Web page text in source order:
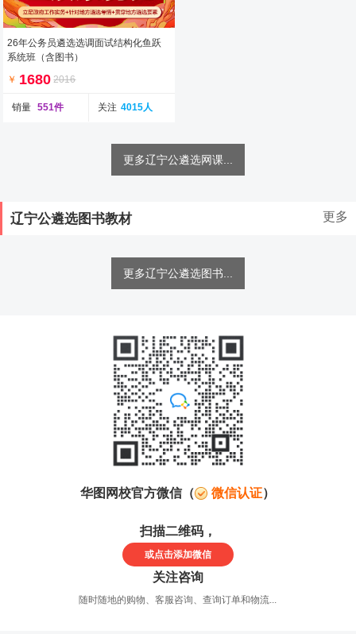
26年公务员遴选选调面试结构化鱼跃
系统班（含图书）
￥ 1680 2016
销量 551件 关注 4015人
更多辽宁公遴选网课...
更多
辽宁公遴选图书教材
更多辽宁公遴选图书...
华图网校官方微信（ 微信认证）
扫描二维码，
或点击添加微信
关注咨询
随时随地的购物、客服咨询、查询订单和物流...